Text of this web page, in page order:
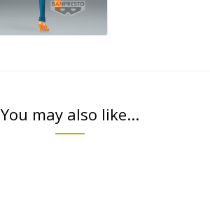
You may also like...